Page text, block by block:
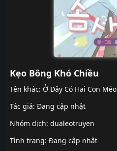
Kẹo Bông Khó Chiều
Tên khác: Ở Đây Có Hai Con Méo
Tác giả: Đang cập nhật
Nhóm dịch: dualeotruyen
Tình trạng: Đang cập nhật